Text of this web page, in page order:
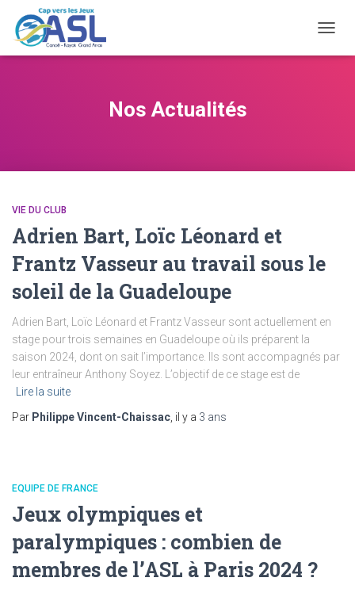
LA
Nos Actualités
VIE DU CLUB
Adrien Bart, Loïc Léonard et
Frantz Vasseur au travail sous le
soleil de la Guadeloupe
Adrien Bart, Loïc Léonard et Frantz Vasseur sont actuellement en
stage pour trois semaines en Guadeloupe où ils préparent la
saison 2024, dont on sait l’importance. Ils sont accompagnés par
leur entraîneur Anthony Soyez. L’objectif de ce stage est de
Lire la suite
Par Philippe Vincent-Chaissac , il y a 3 ans
EQUIPE DE FRANCE
Jeux olympiques et
paralympiques : combien de
membres de l’ASL à Paris 2024 ?